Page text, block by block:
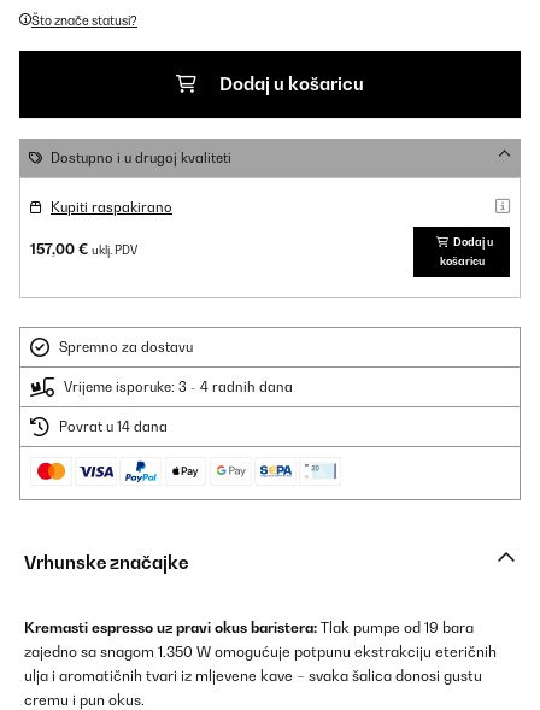
Što znače statusi?
Dodaj u košaricu
Dostupno i u drugoj kvaliteti
Kupiti raspakirano
157,00 € uklj. PDV
Dodaj u
košaricu
Spremno za dostavu
Vrijeme isporuke: 3 - 4 radnih dana
Povrat u 14 dana
Vrhunske značajke
Kremasti espresso uz pravi okus baristera: Tlak pumpe od 19 bara
zajedno sa snagom 1.350 W omogućuje potpunu ekstrakciju eteričnih
ulja i aromatičnih tvari iz mljevene kave – svaka šalica donosi gustu
cremu i pun okus.